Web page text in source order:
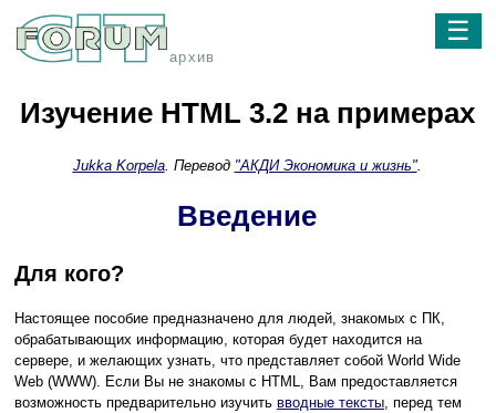
архив
☰
Изучение HTML 3.2 на примерах
Jukka Korpela. Перевод "АКДИ Экономика и жизнь".
Введение
Для кого?
Настоящее пособие предназначено для людей, знакомых с ПК,
обрабатывающих информацию, которая будет находится на
сервере, и желающих узнать, что представляет собой World Wide
Web (WWW). Если Вы не знакомы с HTML, Вам предоставляется
возможность предварительно изучить вводные тексты , перед тем